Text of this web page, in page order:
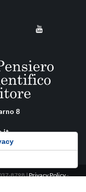
8
8798 |Privacy Policy-